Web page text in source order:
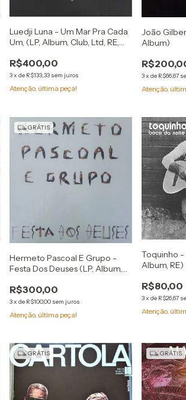
Luedji Luna - Um Mar Pra Cada
Um, (LP, Album, Club, Ltd, RE,
R$400,00
3xde R$133,33 sem juros
Atenção, última peça!
João
Album)
3x de R$66,67
Atenção,
GRÁTIS
Hermeto Pascoal E Grupo -
Festa Dos Deuses (LP, Album,
R$300,00
3xde R$100,00 sem juros
Atenção, última peça!
Toquinho -
Album, RE)
R$80,00
3x de R$26,67
Atenção,
GRÁTIS GRÁTIS